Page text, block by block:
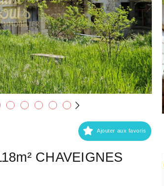
Ajouter aux favoris
CHAVEIGNES